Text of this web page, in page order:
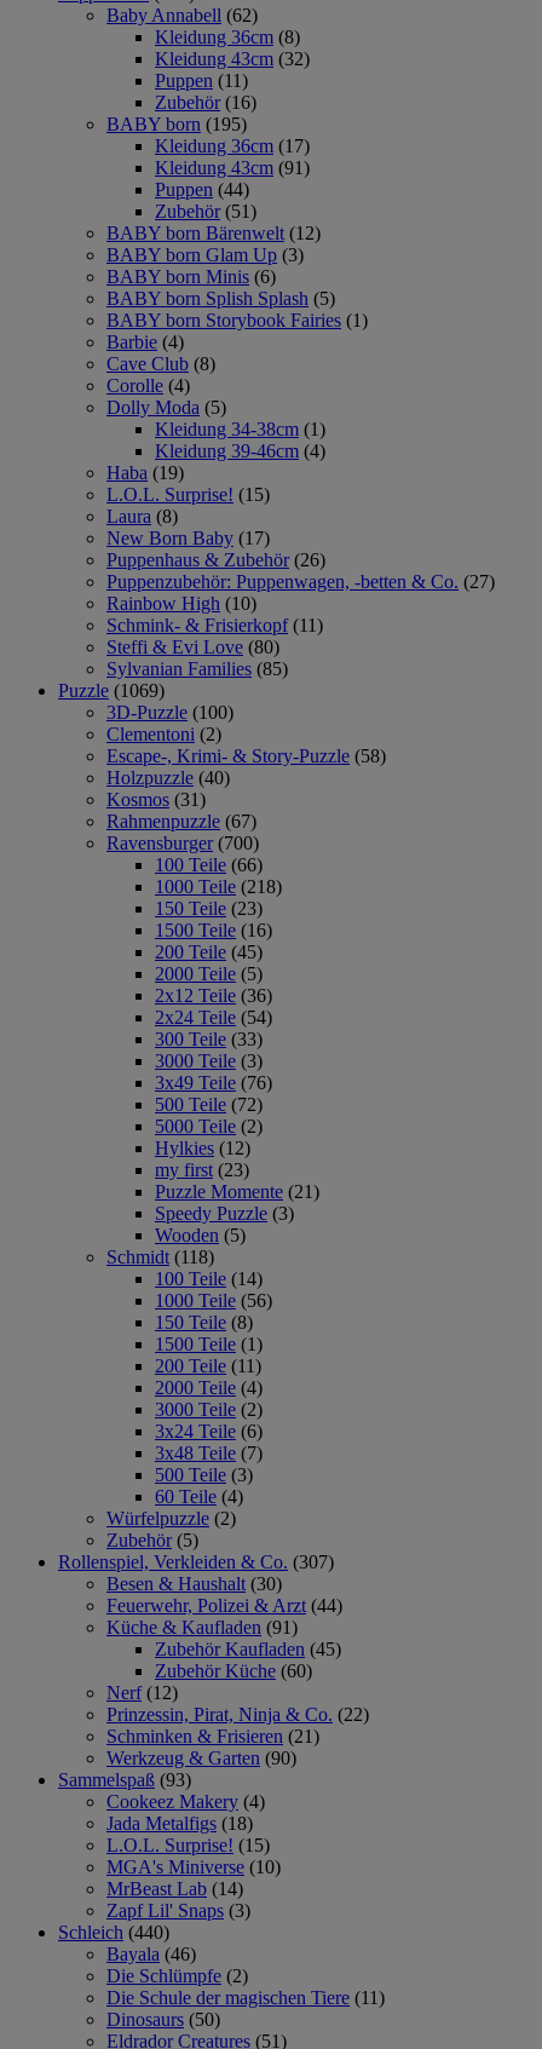
Baby Annabell (62)
Kleidung 36cm (8)
Kleidung 43cm (32)
Puppen (11)
Zubehör (16)
BABY born (195)
Kleidung 36cm (17)
Kleidung 43cm (91)
Puppen (44)
Zubehör (51)
BABY born Bärenwelt (12)
BABY born Glam Up (3)
BABY born Minis (6)
BABY born Splish Splash (5)
BABY born Storybook Fairies (1)
Barbie (4)
Cave Club (8)
Corolle (4)
Dolly Moda (5)
Kleidung 34-38cm (1)
Kleidung 39-46cm (4)
Haba (19)
L.O.L. Surprise! (15)
Laura (8)
New Born Baby (17)
Puppenhaus & Zubehör (26)
Puppenzubehör: Puppenwagen, -betten & Co. (27)
Rainbow High (10)
Schmink- & Frisierkopf (11)
Steffi & Evi Love (80)
Sylvanian Families (85)
Puzzle (1069)
3D-Puzzle (100)
Clementoni (2)
Escape-, Krimi- & Story-Puzzle (58)
Holzpuzzle (40)
Kosmos (31)
Rahmenpuzzle (67)
Ravensburger (700)
100 Teile (66)
1000 Teile (218)
150 Teile (23)
1500 Teile (16)
200 Teile (45)
2000 Teile (5)
2x12 Teile (36)
2x24 Teile (54)
300 Teile (33)
3000 Teile (3)
3x49 Teile (76)
500 Teile (72)
5000 Teile (2)
Hylkies (12)
my first (23)
Puzzle Momente (21)
Speedy Puzzle (3)
Wooden (5)
Schmidt (118)
100 Teile (14)
1000 Teile (56)
150 Teile (8)
1500 Teile (1)
200 Teile (11)
2000 Teile (4)
3000 Teile (2)
3x24 Teile (6)
3x48 Teile (7)
500 Teile (3)
60 Teile (4)
Würfelpuzzle (2)
Zubehör (5)
Rollenspiel, Verkleiden & Co. (307)
Besen & Haushalt (30)
Feuerwehr, Polizei & Arzt (44)
Küche & Kaufladen (91)
Zubehör Kaufladen (45)
Zubehör Küche (60)
Nerf (12)
Prinzessin, Pirat, Ninja & Co. (22)
Schminken & Frisieren (21)
Werkzeug & Garten (90)
Sammelspaß (93)
Cookeez Makery (4)
Jada Metalfigs (18)
L.O.L. Surprise! (15)
MGA's Miniverse (10)
MrBeast Lab (14)
Zapf Lil' Snaps (3)
Schleich (440)
Bayala (46)
Die Schlümpfe (2)
Die Schule der magischen Tiere (11)
Dinosaurs (50)
Eldrador Creatures (51)